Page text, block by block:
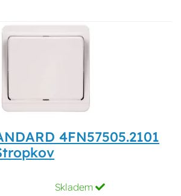
4FN57505.2101
Skladem